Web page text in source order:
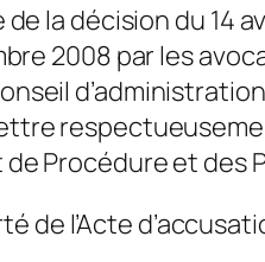
la décision du 14
2008 par les
d’administration
Procédure et des
de l’Acte